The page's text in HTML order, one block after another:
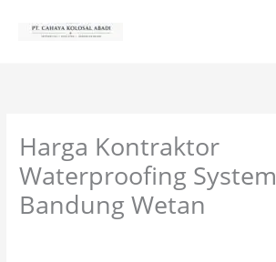
Harga Kontraktor
Waterproofing System
Bandung Wetan